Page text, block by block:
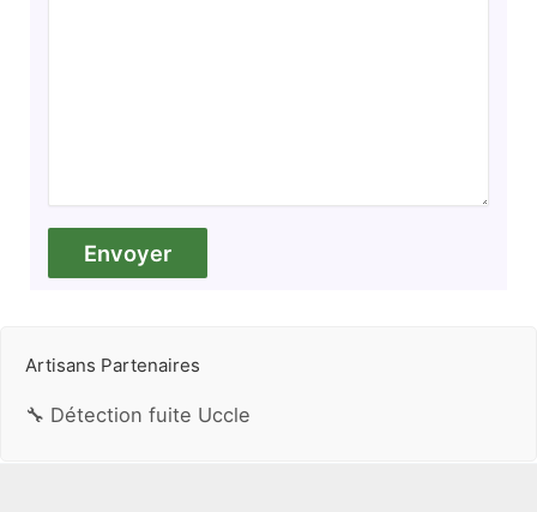
Artisans Partenaires
🔧 Détection fuite Uccle